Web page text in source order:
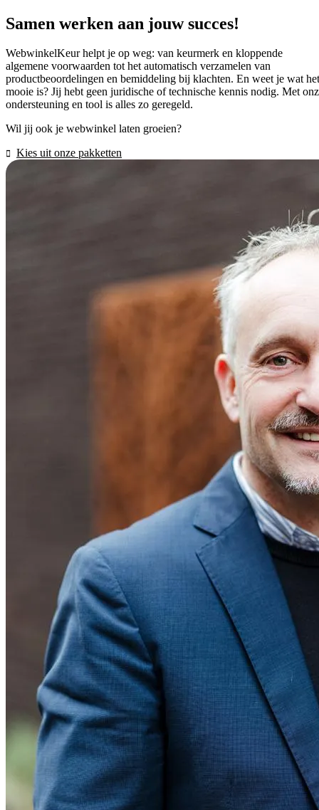
Samen werken aan jouw succes!
WebwinkelKeur helpt je op weg: van keurmerk en kloppende
algemene voorwaarden tot het automatisch verzamelen van
productbeoordelingen en bemiddeling bij klachten. En weet je wat het
mooie is? Jij hebt geen juridische of technische kennis nodig. Met
ondersteuning en tool is alles zo geregeld.
Wil jij ook je webwinkel laten groeien?
Kies uit onze pakketten